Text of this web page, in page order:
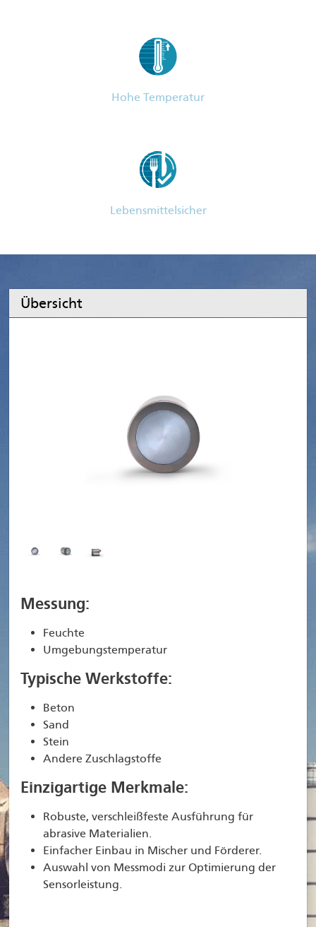
Hohe Temperatur
Lebensmittelsicher
Übersicht
Messung:
Feuchte
Umgebungstemperatur
Typische Werkstoffe:
Beton
Sand
Stein
Andere Zuschlagstoffe
Einzigartige Merkmale:
Robuste, verschleißfeste Ausführung für
abrasive Materialien.
Einfacher Einbau in Mischer und Förderer.
Auswahl von Messmodi zur Optimierung der
Sensorleistung.